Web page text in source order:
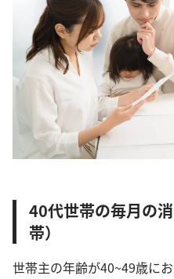
40代世帯の毎月の
帯）
世帯主の年齢が40~49歳に